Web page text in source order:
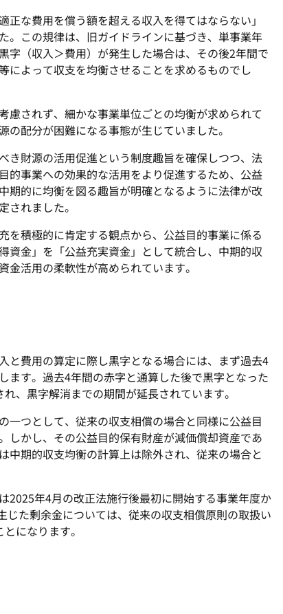
な費用を償う額を超える収入を得てはならない」
。この規律は、旧ガイドラインに基づき、単事業年
字（収入＞費用）が発生した場合は、その後2年間で
によって収支を均衡させることを求めるものでし
されず、細かな事業単位ごとの均衡が求められて
配分が困難になる事態が生じていました。
き財源の活用促進という制度趣旨を確保しつつ、法
的事業への効果的な活用をより促進するため、公益
期的に均衡を図る趣旨が明確となるように法律が改
されました。
積極的に肯定する観点から、公益目的事業に係る
資金」を「公益充実資金」として統合し、中期的収
活用の柔軟性が高められています。
と費用の算定に際し黒字となる場合には、まず過去4
ます。過去4年間の赤字と通算した後で黒字となった
、黒字解消までの期間が延長されています。
つとして、従来の収支相償の場合と同様に公益目
しかし、その公益目的保有財産が減価償却資産であ
中期的収支均衡の計算上は除外され、従来の場合と
2025年4月の改正法施行後最初に開始する事業年度か
じた剰余金については、従来の収支相償原則の取扱い
になります。